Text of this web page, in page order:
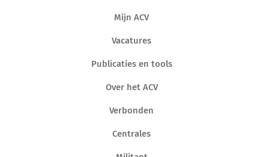
Mijn ACV
Vacatures
Publicaties en tools
Over het ACV
Verbonden
Centrales